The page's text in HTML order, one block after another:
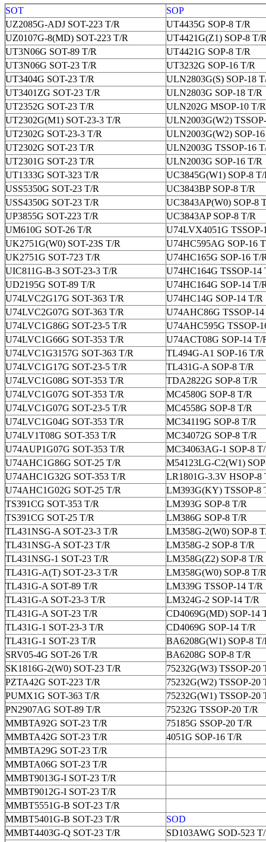
SOT
SOP
UZ2085G-ADJ SOT-223 T/R
UT4435G SOP-8 T/R
UZ0107G-8(MD) SOT-223 T/R
UT4421G(Z1) SOP-8 T/
UT3N06G SOT-89 T/R
UT4421G SOP-8 T/R
UT3N06G SOT-23 T/R
UT3232G SOP-16 T/R
UT3404G SOT-23 T/R
ULN2803G(S) SOP-18
UT3401ZG SOT-23 T/R
ULN2803G SOP-18 T/R
UT2352G SOT-23 T/R
ULN202G MSOP-10 T/R
UT2302G(M1) SOT-23-3 T/R
ULN2003G(W2)
UT2302G SOT-23-3 T/R
ULN2003G(W2) SOP-
UT2302G SOT-23 T/R
ULN2003G TSSOP-16
UT2301G SOT-23 T/R
ULN2003G SOP-16 T/R
UT1333G SOT-323 T/R
UC3845G(W1) SOP-8 T/
USS5350G SOT-23 T/R
UC3843BP SOP-8 T/R
USS4350G SOT-23 T/R
UC3843AP(W0) SOP-8
UP3855G SOT-223 T/R
UC3843AP SOP-8 T/R
UM610G SOT-26 T/R
U74LVX4051G TSSOP-
UK2751G(W0) SOT-23S T/R
U74HC595AG SOP-16
UK2751G SOT-723 T/R
U74HC165G SOP-16 T/
UIC811G-B-3 SOT-23-3 T/R
U74HC164G TSSOP-14
UD2195G SOT-89 T/R
U74HC164G SOP-14 T/
U74LVC2G17G SOT-363 T/R
U74HC14G SOP-14 T/R
U74LVC2G07G SOT-363 T/R
U74AHC86G TSSOP-
U74LVC1G86G SOT-23-5 T/R
U74AHC595G TSSOP-
U74LVC1G66G SOT-353 T/R
U74ACT08G SOP-14 T/
U74LVC1G3157G SOT-363 T/R
TL494G-A1 SOP-16 T/R
U74LVC1G17G SOT-23-5 T/R
TL431G-A SOP-8 T/R
U74LVC1G08G SOT-353 T/R
TDA2822G SOP-8 T/R
U74LVC1G07G SOT-353 T/R
MC4580G SOP-8 T/R
U74LVC1G07G SOT-23-5 T/R
MC4558G SOP-8 T/R
U74LVC1G04G SOT-353 T/R
MC34119G SOP-8 T/R
U74LV1T08G SOT-353 T/R
MC34072G SOP-8 T/R
U74AUP1G07G SOT-353 T/R
MC34063AG-1 SOP-8
U74AHC1G86G SOT-25 T/R
M54123LG-C2(W1)
U74AHC1G32G SOT-353 T/R
LR1801G-3.3V HSOP-8
U74AHC1G02G SOT-25 T/R
LM393G(KY) TSSOP-8
TS391CG SOT-353 T/R
LM393G SOP-8 T/R
TS391CG SOT-25 T/R
LM386G SOP-8 T/R
TL431NSG-A SOT-23-3 T/R
LM358G-2(W0) SOP-8
TL431NSG-A SOT-23 T/R
LM358G-2 SOP-8 T/R
TL431NSG-1 SOT-23 T/R
LM358G(Z2) SOP-8 T/R
TL431G-A(T) SOT-23-3 T/R
LM358G(W0) SOP-8 T/R
TL431G-A SOT-89 T/R
LM339G TSSOP-14 T/R
TL431G-A SOT-23-3 T/R
LM324G-2 SOP-14 T/R
TL431G-A SOT-23 T/R
CD4069G(MD) SOP-14
TL431G-1 SOT-23-3 T/R
CD4069G SOP-14 T/R
TL431G-1 SOT-23 T/R
BA6208G(W1) SOP-8 T/
SRV05-4G SOT-26 T/R
BA6208G SOP-8 T/R
SK1816G-2(W0) SOT-23 T/R
75232G(W3) TSSOP-20
PZTA42G SOT-223 T/R
75232G(W2) TSSOP-20
PUMX1G SOT-363 T/R
75232G(W1) TSSOP-20
PN2907AG SOT-89 T/R
75232G TSSOP-20 T/R
MMBTA92G SOT-23 T/R
75185G SSOP-20 T/R
MMBTA42G SOT-23 T/R
4051G SOP-16 T/R
MMBTA29G SOT-23 T/R
MMBTA06G SOT-23 T/R
MMBT9013G-I SOT-23 T/R
MMBT9012G-I SOT-23 T/R
MMBT5551G-B SOT-23 T/R
MMBT5401G-B SOT-23 T/R
SOD
MMBT4403G-Q SOT-23 T/R
SD103AWG SOD-523